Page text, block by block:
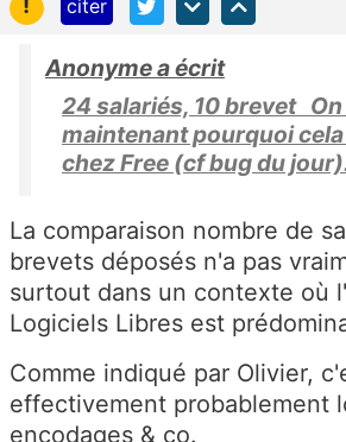
citer
Anonyme a écrit
24 salariés, 10 brevet
maintenant pourquoi
chez Free (cf bug du
La comparaison nombre de
brevets déposés n'a pas
surtout dans un contexte où
Logiciels Libres est
Comme indiqué par Olivier,
effectivement probablement
encodages & co.